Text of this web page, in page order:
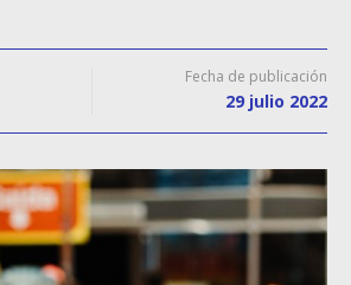
Fecha de publicación
29 julio 2022